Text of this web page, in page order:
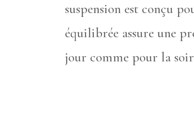
suspension est conçu
équilibrée assure une
jour comme pour la